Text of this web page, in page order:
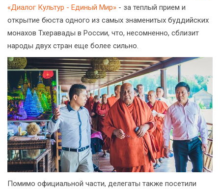
«Диалог Культур - Единый Мир» - за теплый прием и
открытие бюста одного из самых знаменитых буддийских
монахов Тхеравады в России, что, несомненно, сблизит
народы двух стран еще более сильно.
Помимо официальной части, делегаты также посетили